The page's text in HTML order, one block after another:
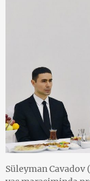
Süleyman